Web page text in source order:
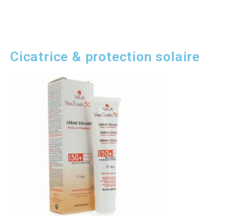
Cicatrice & protection solaire